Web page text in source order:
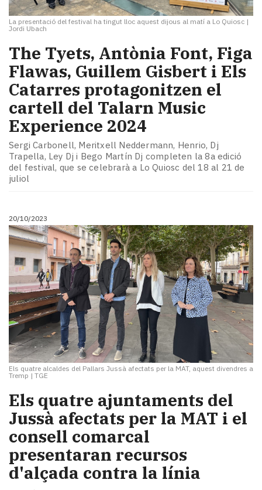
La presentació del festival ha tingut lloc aquest dijous al matí a Lo Quiosc |
Jordi Ubach
The Tyets, Antònia Font, Figa
Flawas, Guillem Gisbert i Els
Catarres protagonitzen el
cartell del Talarn Music
Experience 2024
Sergi Carbonell, Meritxell Neddermann, Henrio, Dj
Trapella, Ley Dj i Bego Martín Dj completen la 8a edició
del festival, que se celebrarà a Lo Quiosc del 18 al 21 de
juliol
20/10/2023
Els quatre alcaldes del Pallars Jussà afectats per la MAT, aquest divendres a
Tremp | TGE
Els quatre ajuntaments del
Jussà afectats per la MAT i el
consell comarcal
presentaran recursos
d'alçada contra la línia